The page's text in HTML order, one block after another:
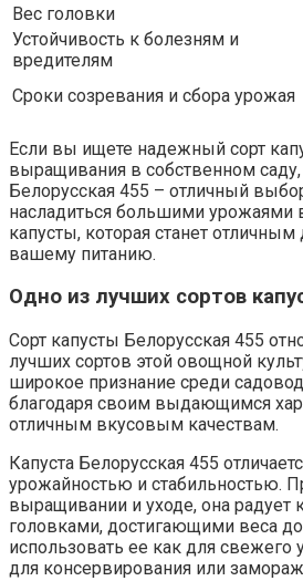
Вес головки
Устойчивость к болезням и
вредителям
Сроки созревания и сбора урожая
Если вы ищете надежный сорт
выращивания в собственном саду,
Белорусская 455 – отличный
насладиться большими урожаями
капусты, которая станет
вашему питанию.
Одно из лучших сортов
Сорт капусты Белорусская 455
лучших сортов этой овощной
широкое признание среди
благодаря своим выдающимся
отличным вкусовым качествам.
Капуста Белорусская 455
урожайностью и стабильностью.
выращивании и уходе, она
головками, достигающими веса
использовать ее как для свежего
для консервирования или